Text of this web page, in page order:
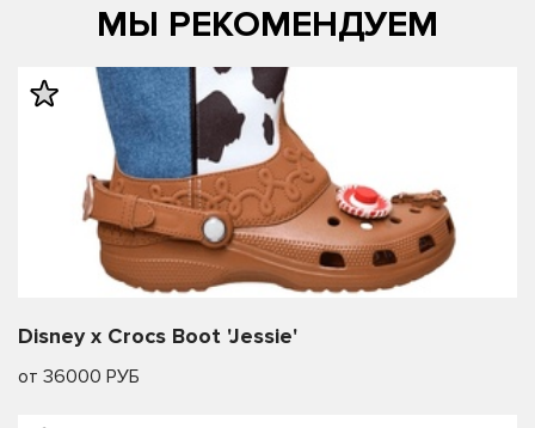
МЫ РЕКОМЕНДУЕМ
Disney x Crocs Boot 'Jessie'
от 36000 РУБ